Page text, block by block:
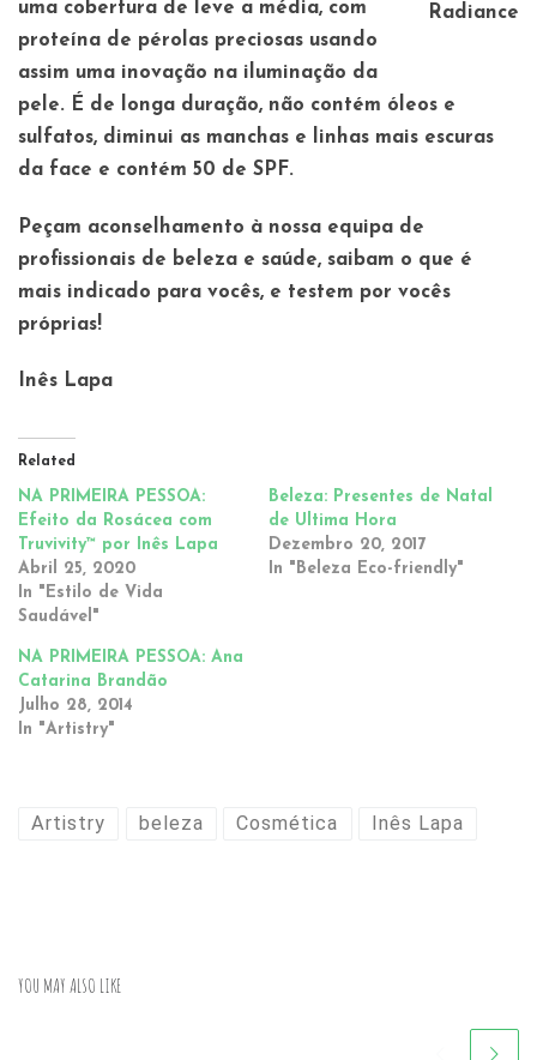
Radiance
uma cobertura de leve a média, com
proteína de pérolas preciosas usando
assim uma inovação na iluminação da
pele. É de longa duração, não contém óleos e
sulfatos, diminui as manchas e linhas mais escuras
da face e contém 50 de SPF.
Peçam aconselhamento à nossa equipa de
profissionais de beleza e saúde, saibam o que é
mais indicado para vocês, e testem por vocês
próprias!
Inês Lapa
Related
NA PRIMEIRA PESSOA:
Efeito da Rosácea com
Truvivity™ por Inês Lapa
Abril 25, 2020
In "Estilo de Vida
Saudável"
Beleza: Presentes de Natal
de Ultima Hora
Dezembro 20, 2017
In "Beleza Eco-friendly"
NA PRIMEIRA PESSOA: Ana
Catarina Brandão
Julho 28, 2014
In "Artistry"
Artistry beleza Cosmética Inês Lapa
YOU MAY ALSO LIKE